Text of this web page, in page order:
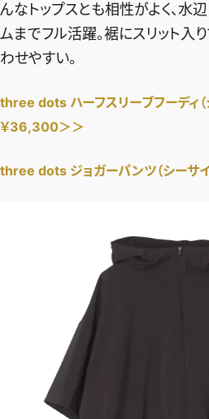
んなトップスとも相性がよく、水
ムまでフル活躍。裾にスリット入
わせやすい。
three dots ハーフスリーブフーディ（
￥36,300＞＞
three dots ジョガーパンツ（シーサ